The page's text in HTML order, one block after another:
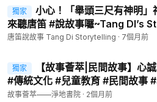
獨家
小心！「舉頭三尺有神明」
來聽唐笛 #說故事囉~Tang DI’s
事 , #Tang DI’s Storytelling ,#生
唐笛說故事 Tang Di Storytelling · 7個月前
獨家
【故事薈萃|民間故事】心
#傳統文化 #兒童教育 #民間故事
故事薈萃——淨地書院 · 2個月前